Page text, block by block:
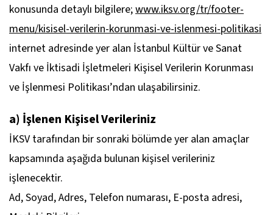
konusunda detaylı bilgilere;www.iksv.org/tr/footer-
menu/kisisel-verilerin-korunmasi-ve-islenmesi-politikasi
internet adresinde yer alan İstanbul Kültür ve Sanat
Vakfı ve İktisadi İşletmeleri Kişisel Verilerin Korunması
ve İşlenmesi Politikası’ndan ulaşabilirsiniz.
a) İşlenen Kişisel Verileriniz
İKSV tarafından bir sonraki bölümde yer alan amaçlar
kapsamında aşağıda bulunan kişisel verileriniz
işlenecektir.
Ad, Soyad, Adres, Telefon numarası, E-posta adresi,